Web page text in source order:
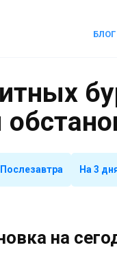
БЛОГ
Послезавтра На 3
на